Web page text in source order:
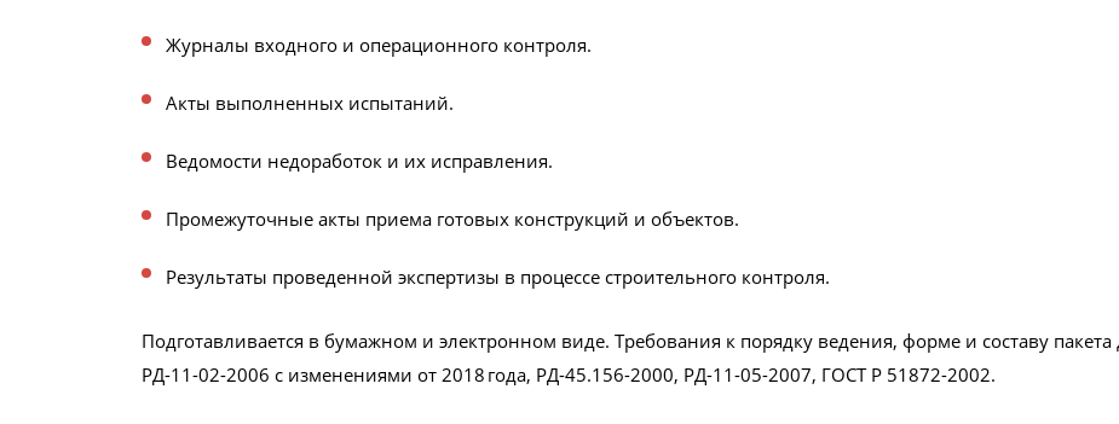
Журналы входного и операционного контроля.
Акты выполненных испытаний.
Ведомости недоработок и их исправления.
Промежуточные акты приема готовых конструкций и объектов.
Результаты проведенной экспертизы в процессе строительного контроля.
Подготавливается в бумажном и электронном виде. Требования к порядку ведения, форме и составу
РД-11-02-2006 с изменениями от 2018 года, РД-45.156-2000, РД-11-05-2007, ГОСТ Р 51872-2002.